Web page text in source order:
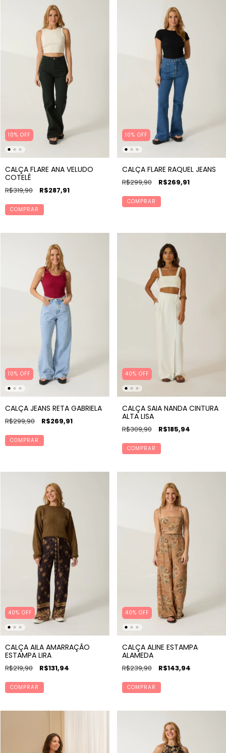
10% OFF
CALÇA FLARE ANA VELUDO
COTELÊ
R$319,90 R$287,91
COMPRAR
10% OFF
CALÇA FLARE RAQUEL JEANS
R$299,90 R$269,91
COMPRAR
10% OFF
CALÇA JEANS RETA GABRIELA
R$299,90 R$269,91
COMPRAR
40% OFF
CALÇA SAIA NANDA CINTURA
ALTA LISA
R$309,90 R$185,94
COMPRAR
40% OFF
CALÇA AILA AMARRAÇÃO
ESTAMPA LIRA
R$219,90 R$131,94
COMPRAR
40% OFF
CALÇA ALINE ESTAMPA
ALAMEDA
R$239,90 R$143,94
COMPRAR